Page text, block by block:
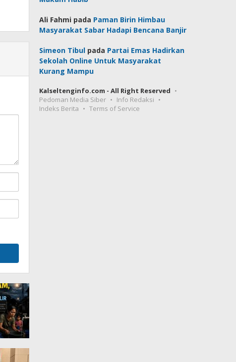
Ali Fahmi pada Paman Birin Himbau
Masyarakat Sabar Hadapi Bencana Banjir
Simeon Tibul pada Partai Emas Hadirkan
Sekolah Online Untuk Masyarakat
Kurang Mampu
Kalseltenginfo.com - All Right Reserved
Pedoman Media Siber
Info Redaksi
Indeks Berita
Terms of Service